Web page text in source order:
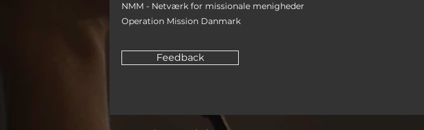
NMM - Netværk for missionale menigheder
Operation Mission Danmark
Feedback